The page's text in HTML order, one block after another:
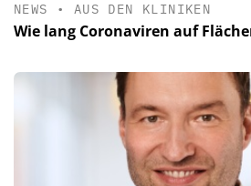
NEWS • AUS DEN KLINIKEN
Wie lang Coronaviren auf